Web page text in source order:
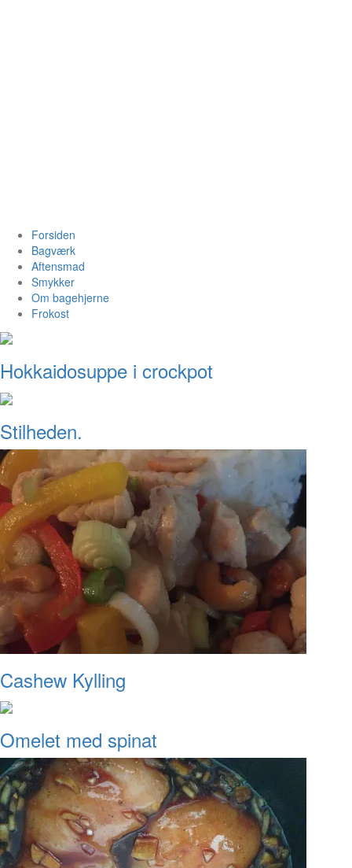
Forsiden
Bagværk
Aftensmad
Smykker
Om bagehjerne
Frokost
Hokkaidosuppe i crockpot
Stilheden.
Cashew Kylling
Omelet med spinat